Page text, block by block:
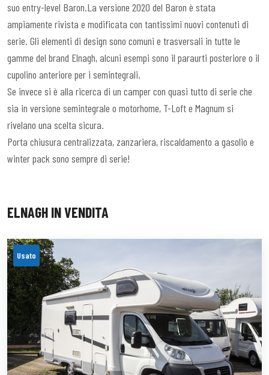
suo entry-level Baron.La versione 2020 del Baron è stata
ampiamente rivista e modificata con tantissimi nuovi contenuti di
serie. Gli elementi di design sono comuni e trasversali in tutte le
gamme del brand Elnagh, alcuni esempi sono il paraurti posteriore o il
cupolino anteriore per i semintegrali.
Se invece si è alla ricerca di un camper con quasi tutto di serie che
sia in versione semintegrale o motorhome, T-Loft e Magnum si
rivelano una scelta sicura.
Porta chiusura centralizzata, zanzariera, riscaldamento a gasolio e
winter pack sono sempre di serie!
ELNAGH IN VENDITA
Usato